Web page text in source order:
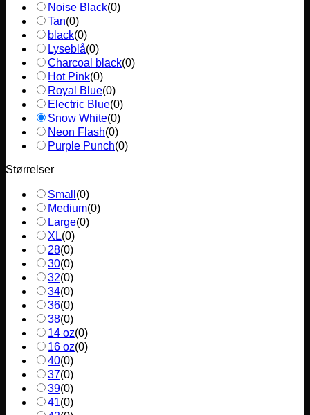
Noise Black(0)
Tan(0)
black(0)
Lyseblå(0)
Charcoal black(0)
Hot Pink(0)
Royal Blue(0)
Electric Blue(0)
Snow White(0)
Neon Flash(0)
Purple Punch(0)
Størrelser
Small (0)
Medium(0)
Large(0)
XL(0)
28(0)
30(0)
32(0)
34(0)
36(0)
38(0)
14 oz(0)
16 oz(0)
40(0)
37(0)
39(0)
41(0)